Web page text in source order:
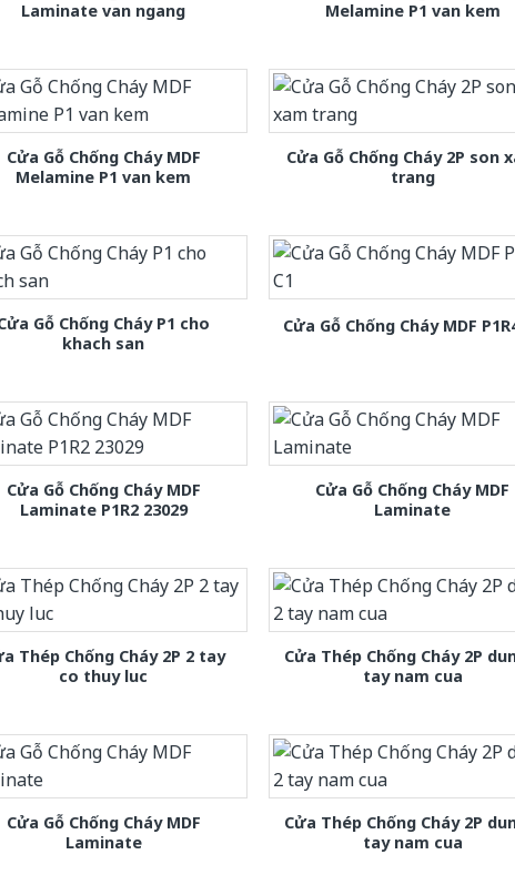
Laminate van ngang
Melamine P1 van kem
Cửa Gỗ Chống Cháy MDF
Melamine P1 van kem
Cửa Gỗ Chống Cháy 2P son
trang
Gỗ Chống Cháy P1 cho
khach san
Cửa Gỗ Chống Cháy MDF
Cửa Gỗ Chống Cháy MDF
Laminate P1R2 23029
Cửa Gỗ Chống Cháy MDF
Laminate
Thép Chống Cháy 2P 2 tay
co thuy luc
Cửa Thép Chống Cháy 2P
tay nam cua
Cửa Gỗ Chống Cháy MDF
Laminate
Cửa Thép Chống Cháy 2P
tay nam cua